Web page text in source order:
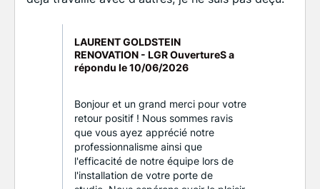
LAURENT GOLDSTEIN
RENOVATION - LGR OuvertureS a
répondu le10/06/2026
Bonjour et un grand merci pour votre
retour positif ! Nous sommes ravis
que vous ayez apprécié notre
professionnalisme ainsi que
l'efficacité de notre équipe lors de
l'installation de votre porte de